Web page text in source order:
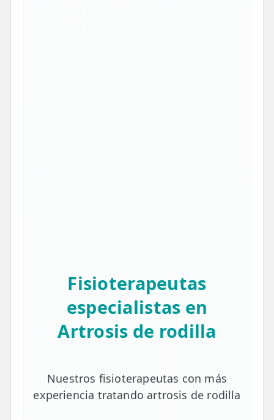
Fisioterapeutas
especialistas en
Artrosis de rodilla
Nuestros fisioterapeutas con más
experiencia tratando artrosis de rodilla